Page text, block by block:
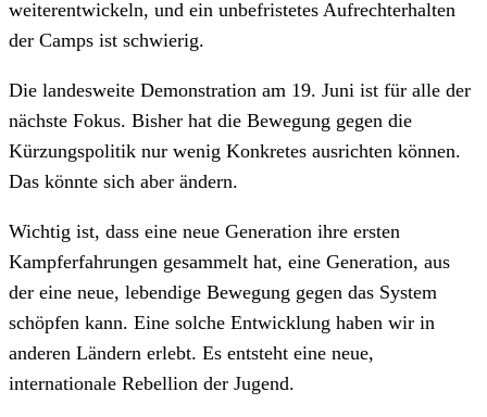
weiterentwickeln, und ein unbefristetes Aufrechterhalten
der Camps ist schwierig.
Die landesweite Demonstration am 19. Juni ist für alle der
nächste Fokus. Bisher hat die Bewegung gegen die
Kürzungspolitik nur wenig Konkretes ausrichten können.
Das könnte sich aber ändern.
Wichtig ist, dass eine neue Generation ihre ersten
Kampferfahrungen gesammelt hat, eine Generation, aus
der eine neue, lebendige Bewegung gegen das System
schöpfen kann. Eine solche Entwicklung haben wir in
anderen Ländern erlebt. Es entsteht eine neue,
internationale Rebellion der Jugend.